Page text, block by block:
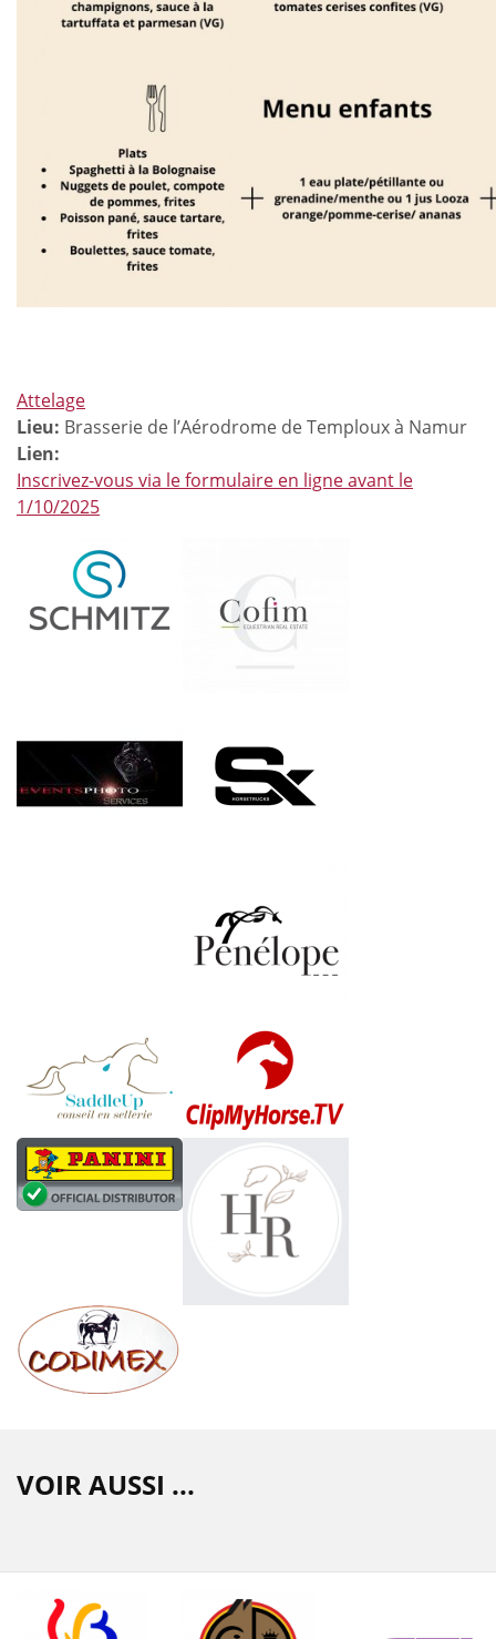
Attelage
Lieu: Brasserie de l’Aérodrome de Temploux à Namur
Lien:
Inscrivez-vous via le formulaire en ligne avant le
1/10/2025
VOIR AUSSI ...